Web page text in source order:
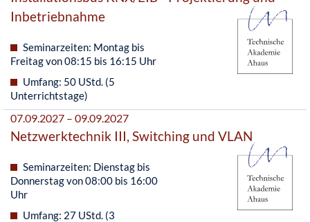
Inbetriebnahme
Seminarzeiten: Montag bis
Freitag von 08:15 bis 16:15 Uhr
Umfang: 50 UStd. (5
Unterrichtstage)
07.09.2027 – 09.09.2027
Netzwerktechnik III, Switching und VLAN
Seminarzeiten: Dienstag bis
Donnerstag von 08:00 bis 16:00
Uhr
Umfang: 27 UStd. (3